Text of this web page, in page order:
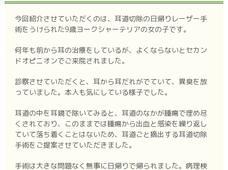
今回紹介させていただくのは、耳道切除の日帰りレーザー手
術をうけられた9歳ヨークシャーテリアの女の子です。
何年も前から耳の治療をしているが、よくならないとセカン
ドオピニオンでご来院されました。
診察させていただくと、耳から耳だれがでていて、異臭を放
っていました。本人も気にしている様子でした。
耳道の中を耳鏡で除いてみると、耳道のなかが腫瘍で埋め尽
くされており、このままでは腫瘍から出血と感染を繰り返し
ていて落ち着くことはないため、耳道ごと摘出する耳道切除
手術をご提案させていただきました。
手術は大きな問題なく無事に日帰りで帰られました。病理検